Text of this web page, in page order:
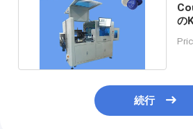
の
続行